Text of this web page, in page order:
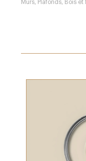
Murs, Plafonds, Bois